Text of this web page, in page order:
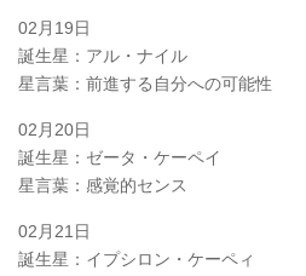
02月19日
誕生星：アル・ナイル
星言葉：前進する自分への可能性
02月20日
誕生星：ゼータ・ケーペイ
星言葉：感覚的センス
02月21日
誕生星：イプシロン・ケーペィ